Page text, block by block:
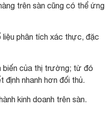
trên sàn cũng có thể ứng
phân tích xác thực, đặc
biến của thị trường; từ đó
nhanh hơn đối thủ.
kinh doanh trên sàn.